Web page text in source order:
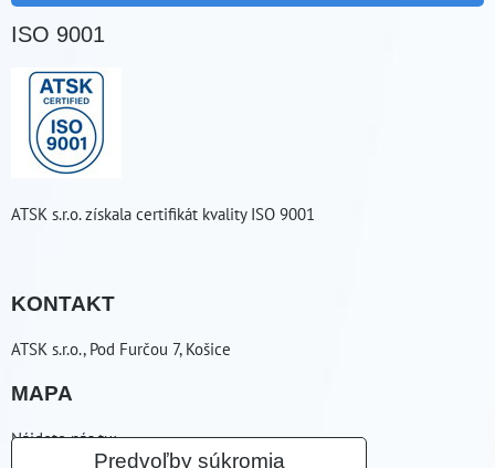
ISO 9001
ATSK s.r.o. získala certifikát kvality ISO 9001
KONTAKT
ATSK s.r.o., Pod Furčou 7, Košice
MAPA
Nájdete nás tu:
Predvoľby súkromia